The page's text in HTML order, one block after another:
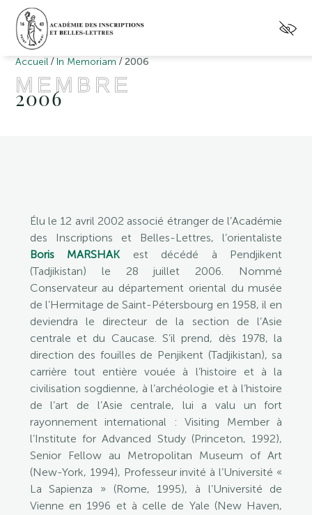
Accueil / In Memoriam /2006
MEMBRE
2006
Élu le 12 avril 2002 associé étranger de l’Académie
des Inscriptions et Belles-Lettres, l’orientaliste
Boris MARSHAK est décédé à Pendjikent
(Tadjikistan) le 28 juillet 2006. Nommé
Conservateur au département oriental du musée
de l’Hermitage de Saint-Pétersbourg en 1958, il en
deviendra le directeur de la section de l’Asie
centrale et du Caucase. S’il prend, dès 1978, la
direction des fouilles de Penjikent (Tadjikistan), sa
carrière tout entière vouée à l’histoire et à la
civilisation sogdienne, à l’archéologie et à l’histoire
de l’art de l’Asie centrale, lui a valu un fort
rayonnement international : Visiting Member à
l’Institute for Advanced Study (Princeton, 1992),
Senior Fellow au Metropolitan Museum of Art
(New-York, 1994), Professeur invité à l’Université «
La Sapienza » (Rome, 1995), à l’Université de
Vienne en 1996 et à celle de Yale (New Haven,